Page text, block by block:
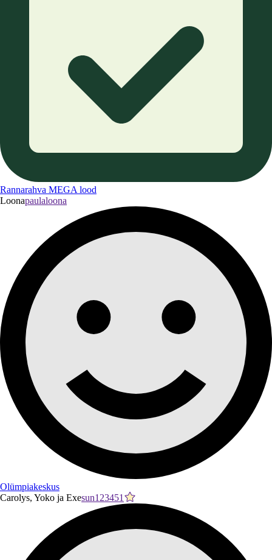
Rannarahva MEGA lood
Loonapaulaloona
Olümpiakeskus
Carolys, Yoko ja Exesun123451